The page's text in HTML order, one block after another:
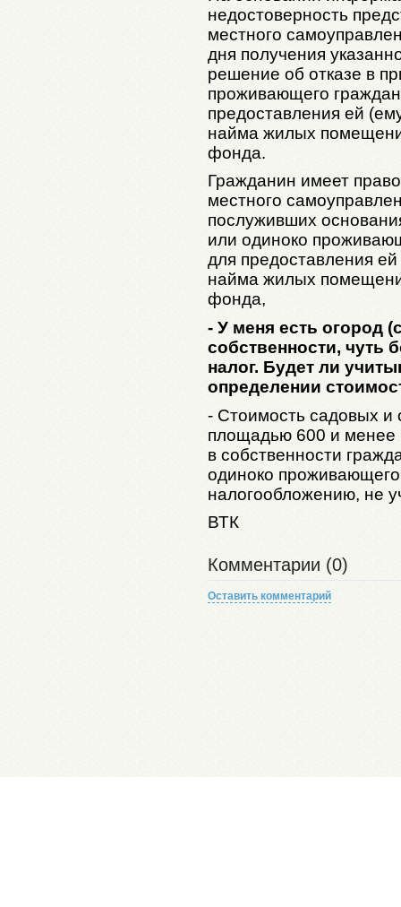
недостоверность
местного
дня получения
решение об отказе в
проживающего
предоставления ей
найма жилых
фонда.
Гражданин имеет
местного
послуживших
или одиноко
для предоставления
найма жилых
фонда,
- У меня есть огород
собственности, чуть
налог. Будет ли
определении
- Стоимость садовых и
площадью 600 и менее
в собственности
одиноко
налогообложению, не
ВТК
Комментарии (0)
Оставить комментарий